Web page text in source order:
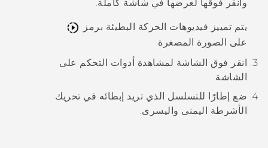
وانقر فوقها لعرضها في شاشة كاملة.
يتم تمييز فيديوهات الحركة البطيئة برمز
على الصورة المصغرة.
انقر فوق الشاشة لمشاهدة أدوات التحكم على
الشاشة.
ضع إطارًا للتسلسل الذي تريد إبطائه في تحريك
الأشرطة اليمنى واليسرى.